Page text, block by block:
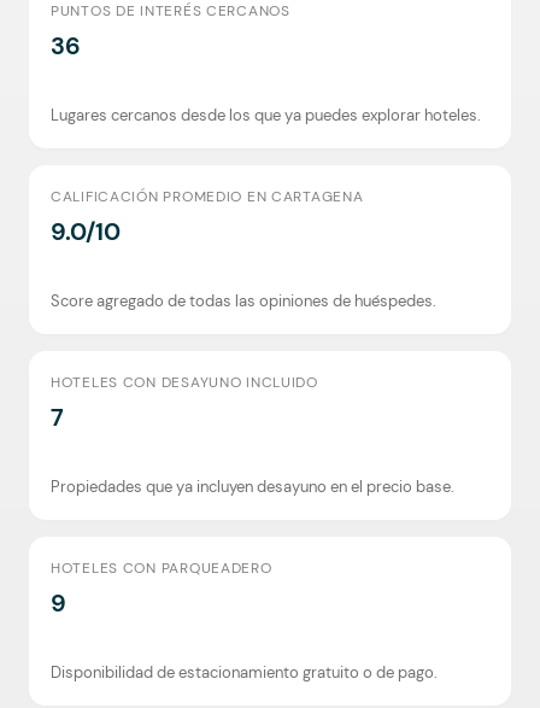
PUNTOS DE INTERÉS CERCANOS
36
Lugares cercanos desde los que ya puedes explorar hoteles.
CALIFICACIÓN PROMEDIO EN CARTAGENA
9.0/10
Score agregado de todas las opiniones de huéspedes.
HOTELES CON DESAYUNO INCLUIDO
7
Propiedades que ya incluyen desayuno en el precio base.
HOTELES CON PARQUEADERO
9
Disponibilidad de estacionamiento gratuito o de pago.